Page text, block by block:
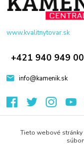
www.kvalitnytovar.sk
+421 940 949
info@kamenik.sk
Tieto webové